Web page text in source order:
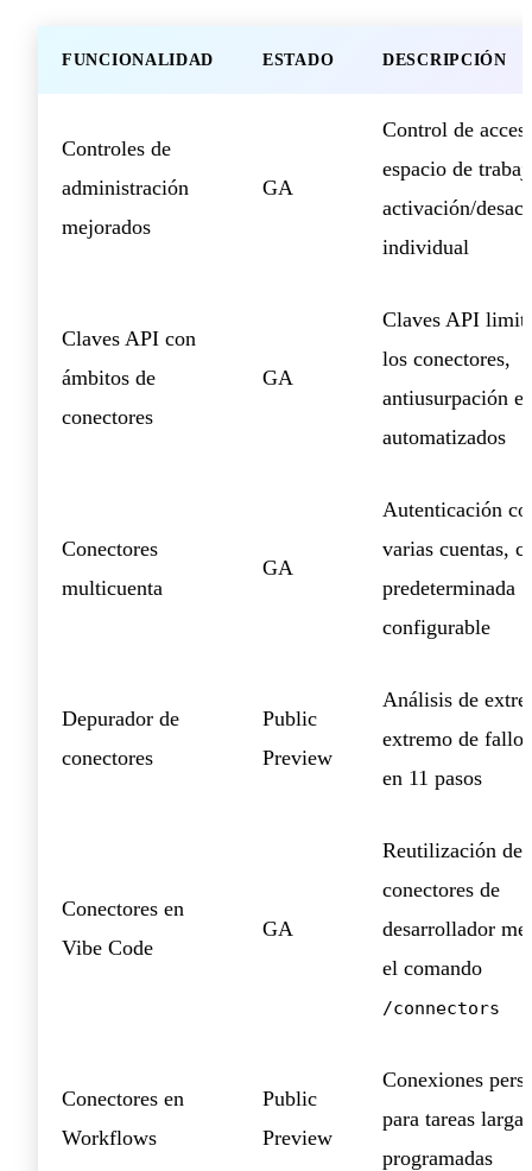
FUNCIONALIDAD ESTADO DESCRIPCIÓN
Controles de
administración
mejorados
GA
Control de
espacio de
activación/
individual
Claves API con
ámbitos de
conectores
GA
Claves API
los conectores,
antiusurpación
automatizados
Conectores
multicuenta
GA
Autenticación
varias cuentas,
predeterminada
configurable
Depurador de
conectores
Public
Preview
Análisis de
extremo de
en 11 pasos
Conectores en
Vibe Code
GA
Reutilización de
conectores de
desarrollador
el comando
/connectors
Conectores en
Workflows
Public
Preview
Conexiones
para tareas
programadas